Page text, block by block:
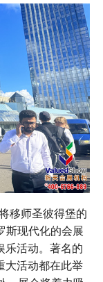
移师圣彼得堡的
斯现代化的会展
乐活动。著名的
大活动都在此举